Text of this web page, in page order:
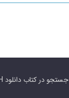
SEARCH جستجو در کتاب دانلود